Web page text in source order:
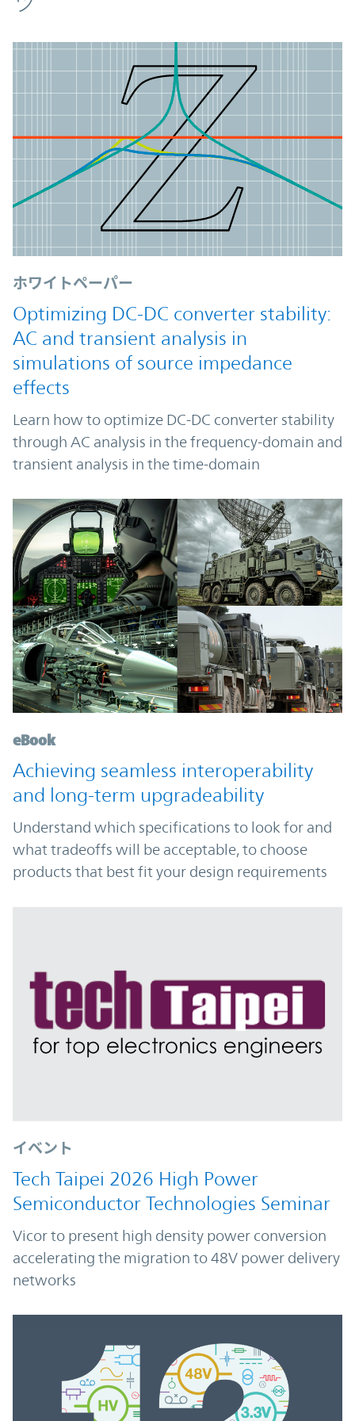
ホワイトペーパー
Optimizing DC-DC converter stability:
AC and transient analysis in
simulations of source impedance
effects
Learn how to optimize DC-DC converter stability
through AC analysis in the frequency-domain and
transient analysis in the time-domain
eBook
Achieving seamless interoperability
and long-term upgradeability
Understand which specifications to look for and
what tradeoffs will be acceptable, to choose
products that best fit your design requirements
イベント
Tech Taipei 2026 High Power
Semiconductor Technologies Seminar
Vicor to present high density power conversion
accelerating the migration to 48V power delivery
networks